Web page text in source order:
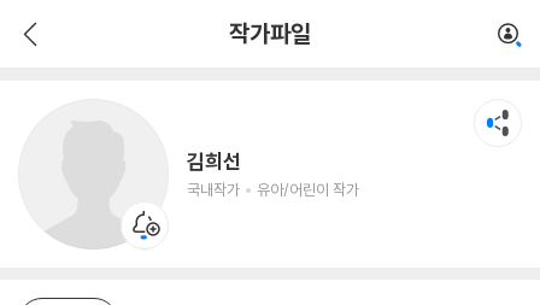
작가파일
김희선
국내작가 유아/어린이 작가
유아/어린이 작가